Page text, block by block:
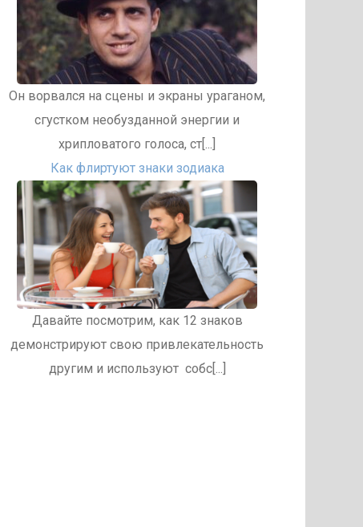
Он ворвался на сцены и экраны ураганом,
сгустком необузданной энергии и
хрипловатого голоса, ст[...]
Как флиртуют знаки зодиака
Давайте посмотрим, как 12 знаков
демонстрируют свою привлекательность
другим и используют собс[...]